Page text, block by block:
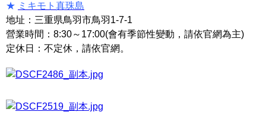
★ ミキモト真珠島
地址：三重県鳥羽市鳥羽1-7-1
營業時間：8:30～17:00(會有季節性變動，請依官網為主)
定休日：不定休，請依官網。